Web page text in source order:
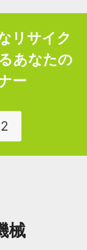
リサイク
あなたの
ー
械